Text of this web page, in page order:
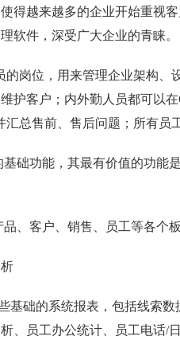
入
是支撑
...
通过数字化方
享受个性化的
得越来越多的企业开始重视
软件，深受广大企业的青睐。
的岗位，用来管理企业架构、
护客户；内外勤人员都可以
汇总售前、售后问题；所有员
础功能，其最有价值的功能
品、客户、销售、员工等各个
基础的系统报表，包括线索
、员工办公统计、员工电话/